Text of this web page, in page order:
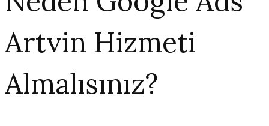
Artvin Hizmeti
Almalısınız?